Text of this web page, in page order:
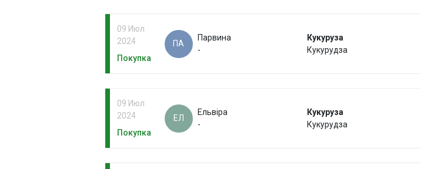
09 Июл
2024
Покупка
ПА
Парвина
-
Кукуруза
Кукурудза
09 Июл
2024
Покупка
ЕЛ
Ельвіра
-
Кукуруза
Кукурудза